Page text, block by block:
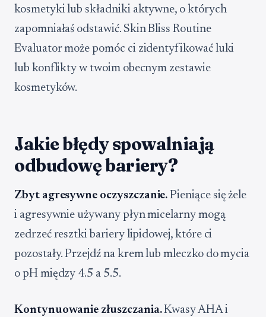
kosmetyki lub składniki aktywne, o których
zapomniałaś odstawić. Skin Bliss Routine
Evaluator może pomóc ci zidentyfikować luki
lub konflikty w twoim obecnym zestawie
kosmetyków.
Jakie błędy spowalniają
odbudowę bariery?
Zbyt agresywne oczyszczanie. Pieniące się żele
i agresywnie używany płyn micelarny mogą
zedrzeć resztki bariery lipidowej, które ci
pozostały. Przejdź na krem lub mleczko do mycia
o pH między 4.5 a 5.5.
Kontynuowanie złuszczania.Kwasy AHA i